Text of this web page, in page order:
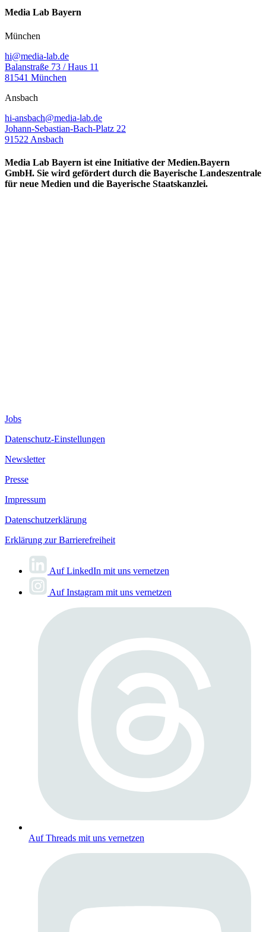
Media Lab Bayern
München
hi@media-lab.de
Balanstraße 73 / Haus 11
81541 München
Ansbach
hi-ansbach@media-lab.de
Johann-Sebastian-Bach-Platz 22
91522 Ansbach
Media Lab Bayern ist eine Initiative der Medien.Bayern
GmbH. Sie wird gefördert durch die Bayerische Landeszentrale
für neue Medien und die Bayerische Staatskanzlei.
Jobs
Datenschutz-Einstellungen
Newsletter
Presse
Impressum
Datenschutzerklärung
Erklärung zur Barrierefreiheit
Auf LinkedIn mit uns vernetzen
Auf Instagram mit uns vernetzen
Auf Threads mit uns vernetzen